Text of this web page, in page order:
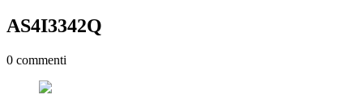
AS4I3342Q
0 commenti